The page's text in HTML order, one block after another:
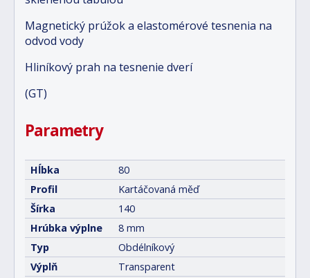
Magnetický prúžok a elastomérové tesnenia na
odvod vody
Hliníkový prah na tesnenie dverí
(GT)
Parametry
Hĺbka
80
Profil
Kartáčovaná měď
Šírka
140
Hrúbka výplne
8 mm
Typ
Obdélníkový
Výplň
Transparent